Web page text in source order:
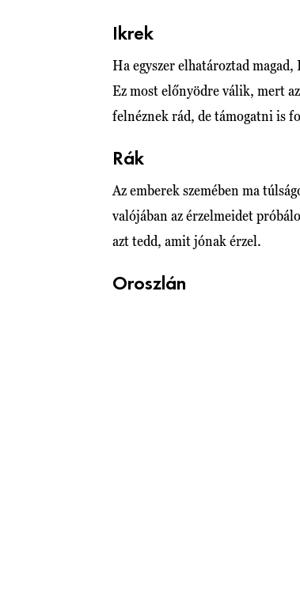
Ikrek
Ha egyszer elhatároztad
Ez most előnyödre válik, mert
felnéznek rád, de támogatni is
Rák
Az emberek szemében ma
valójában az érzelmeidet
azt tedd, amit jónak érzel.
Oroszlán